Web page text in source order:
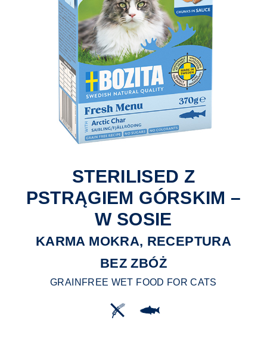
STERILISED Z
PSTRĄGIEM GÓRSKIM –
W SOSIE
KARMA MOKRA, RECEPTURA
BEZ ZBÓŻ
GRAINFREE WET FOOD FOR CATS